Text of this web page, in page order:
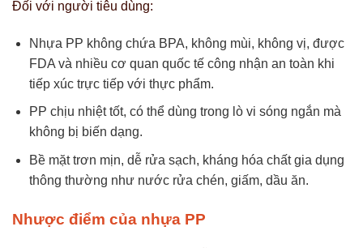
Đối với người tiêu dùng:
Nhựa PP không chứa BPA, không mùi, không vị, được
FDA và nhiều cơ quan quốc tế công nhận an toàn khi
tiếp xúc trực tiếp với thực phẩm.
PP chịu nhiệt tốt, có thể dùng trong lò vi sóng ngắn mà
không bị biến dạng.
Bề mặt trơn mịn, dễ rửa sạch, kháng hóa chất gia dụng
thông thường như nước rửa chén, giấm, dầu ăn.
Nhược điểm của nhựa PP